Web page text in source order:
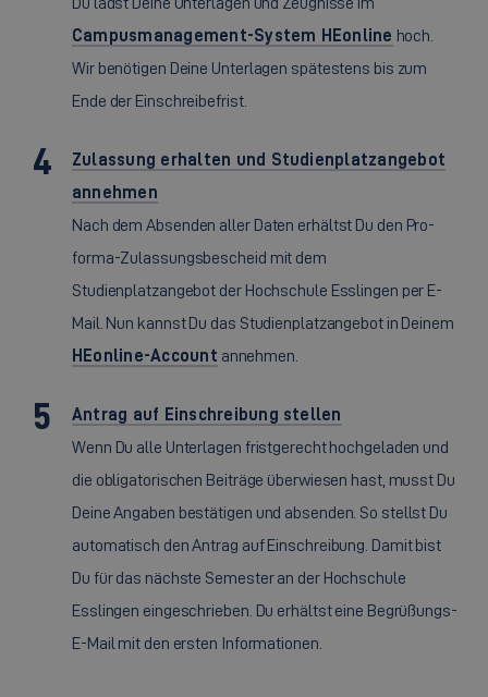
Campusmanagement-System HEonline hoch.
Wir benötigen Deine Unterlagen spätestens bis zum
Ende der Einschreibefrist.
Zulassung erhalten und Studienplatzangebot
annehmen
Nach dem Absenden aller Daten erhältst Du den Pro-
forma-Zulassungsbescheid mit dem
Studienplatzangebot der Hochschule Esslingen per E-
Mail. Nun kannst Du das Studienplatzangebot in Deinem
HEonline-Account annehmen.
Antrag auf Einschreibung stellen
Wenn Du alle Unterlagen fristgerecht hochgeladen und
die obligatorischen Beiträge überwiesen hast, musst Du
Deine Angaben bestätigen und absenden. So stellst Du
automatisch den Antrag auf Einschreibung. Damit bist
Du für das nächste Semester an der Hochschule
Esslingen eingeschrieben. Du erhältst eine Begrüßungs-
E-Mail mit den ersten Informationen.